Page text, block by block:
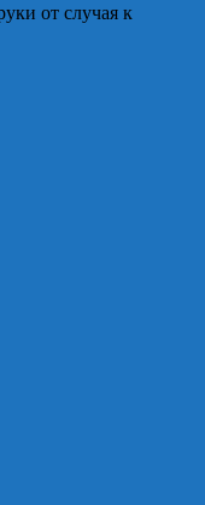
от случая к